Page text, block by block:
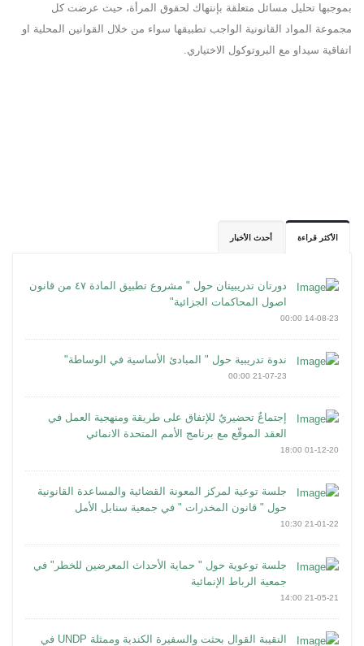
بموجبها تحليل مسائل متعلقة بإنتهاك لحقوق المرأة، حيث عرضت كل
مجموعة المواد القانونية الواجب تطبيقها سواء من خلال القوانين المحلية او
اتفاقية سيداو مع البروتوكول الاختياري.
الأكثر قراءة أحدث الأخبار
دورتان تدريبيتان حول " مشروع تطبيق المادة ٤٧ من قانون
اصول المحاكمات الجزائية"
14-08-23 00:00
ندوة تدريبية حول " المبادئ الأساسية في الوساطة"
21-07-23 00:00
إجتماعٌ تحضيريٌ للإتفاق على طريقة ومنهجية العمل في
العقد الموقّع مع برنامج الأمم المتحدة الانمائي
01-12-20 18:00
جلسة توعية لمركز المعونة القضائية والمساعدة القانونية
حول " قانون المخدرات " في جمعية سنابل الأمل
21-01-22 10:30
جلسة توعوية حول " حماية الأحداث المعرضين للخطر" في
جمعية الرباط الإنمائية
21-05-21 14:00
النقيبة القوال بحثت والسفيرة الكندية وممثلة UNDP في